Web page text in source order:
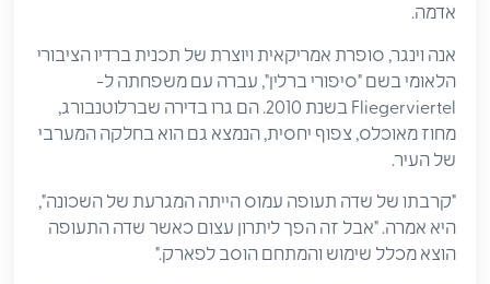
אדמה.
אנה וינגר, סופרת אמריקאית ויוצרת של תכנית ברדיו הציבורי
הלאומי בשם "סיפורי ברלין", עברה עם משפחתה ל-
Fliegerviertel בשנת 2010. הם גרו בדירה שברלוטנבורג,
מחוז מאוכלס, צפוף יחסית, הנמצא גם הוא בחלקה המערבי
של העיר.
"קרבתו של שדה תעופה עמוס הייתה המגרעת של השכונה",
היא אמרה. "אבל זה הפך ליתרון עצום כאשר שדה התעופה
הוצא מכלל שימוש והמתחם הוסב לפארק."